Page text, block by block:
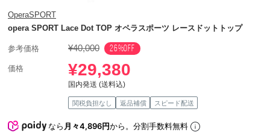
OperaSPORT
opera SPORT Lace Dot TOP オペラスポーツ レースドットトップ
参考価格 ¥40,000 26%OFF
価格 ¥29,380
国内発送 (送料込)
関税負担なし 返品補償 スピード配送
なら月々4,896円から。分割手数料無料